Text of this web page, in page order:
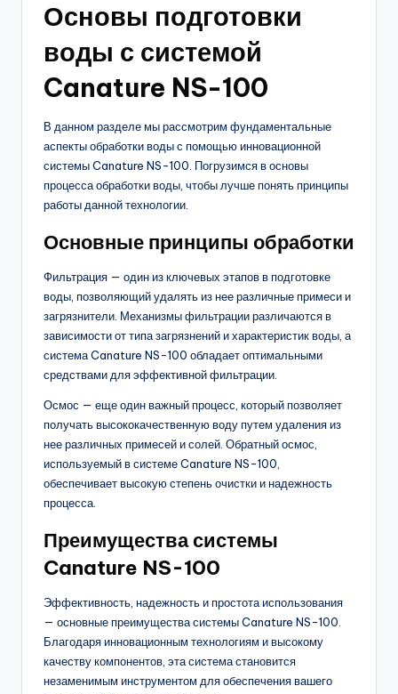
Основы подготовки
воды с системой
Canature NS-100
В данном разделе мы рассмотрим фундаментальные
аспекты обработки воды с помощью инновационной
системы Canature NS-100. Погрузимся в основы
процесса обработки воды, чтобы лучше понять принципы
работы данной технологии.
Основные принципы обработки
Фильтрация — один из ключевых этапов в подготовке
воды, позволяющий удалять из нее различные примеси и
загрязнители. Механизмы фильтрации различаются в
зависимости от типа загрязнений и характеристик воды, а
система Canature NS-100 обладает оптимальными
средствами для эффективной фильтрации.
Осмос — еще один важный процесс, который позволяет
получать высококачественную воду путем удаления из
нее различных примесей и солей. Обратный осмос,
используемый в системе Canature NS-100,
обеспечивает высокую степень очистки и надежность
процесса.
Преимущества системы
Canature NS-100
Эффективность, надежность и простота использования
— основные преимущества системы Canature NS-100.
Благодаря инновационным технологиям и высокому
качеству компонентов, эта система становится
незаменимым инструментом для обеспечения вашего